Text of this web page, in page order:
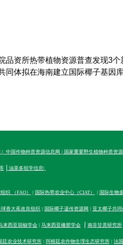
品资所热带植物资源普查发现3个
同体拟在海南建立国际椰子基因
| 中国作物种质资源信息网 | 国家重要野生植物种质资
| 油菜多组学信息|
织 （FAO） | 国际热带农业中心（CIAT） | 国际生物
球香大蕉改良组织 | 国际椰子遗传资源网 | 亚太椰子共同
来西亚胡椒学会| 马来西亚橡胶学会 南非甘蔗研究所
廷农业技术研究所| 阿根廷农作物生理生态研究所| 法